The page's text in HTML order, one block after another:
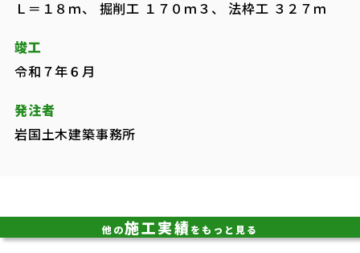
Ｌ＝１８ｍ、 掘削工 １７０ｍ３、 法枠工 ３２７ｍ
竣工
令和７年６月
発注者
岩国土木建築事務所
他の施工実績をもっと見る